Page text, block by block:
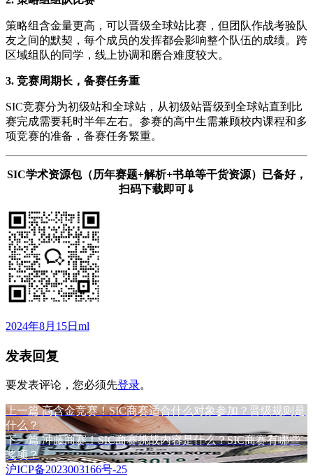
策略组含金量更高，可以晋级全球站比赛，但团队作战考验队
友之间的默契，每个成员的发挥都会影响整个队伍的成绩。跨
区域组队的同学，线上协调和磨合难度较大。
3. 竞赛周期长，备赛任务重
SIC竞赛分为初级站和全球站，从初级站晋级到全球站直到比
赛完成需要耗时半年左右。参赛的高中生需兼顾校内课程和多
项竞赛的准备，备赛任务繁重。
SIC学术资源包（历年赛题+解析+书单等干货资源）已备好，
扫码下载即可⇓
发
于
2024年8月15日 作
ml
发表回复
要发表评论，您必须先登录。
文
章
导
上一篇上
文
章：
高含金竞赛！SIC商赛适合什么对象参加？晋级规则是
什么？
下一篇下
篇
文
冲藤商赛！SIC商赛挑战内容是什么？SIC商赛有哪些
奖项？
沪ICP备2023003166号-25